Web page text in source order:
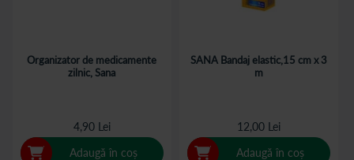
Organizator de medicamente
zilnic, Sana
4,90 Lei
Adaugă în coș
SANA Bandaj elastic,15 cm x 3
m
12,00 Lei
Adaugă în coș